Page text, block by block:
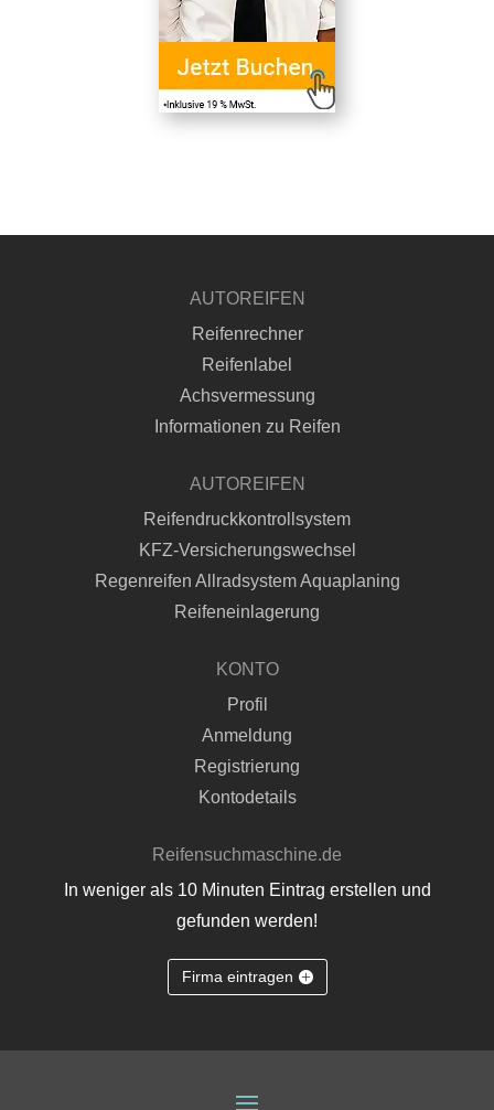
AUTOREIFEN
Reifenrechner
Reifenlabel
Achsvermessung
Informationen zu Reifen
AUTOREIFEN
Reifendruckkontrollsystem
KFZ-Versicherungswechsel
Regenreifen Allradsystem Aquaplaning
Reifeneinlagerung
KONTO
Profil
Anmeldung
Registrierung
Kontodetails
Reifensuchmaschine.de
In weniger als 10 Minuten Eintrag erstellen und
gefunden werden!
Firma eintragen